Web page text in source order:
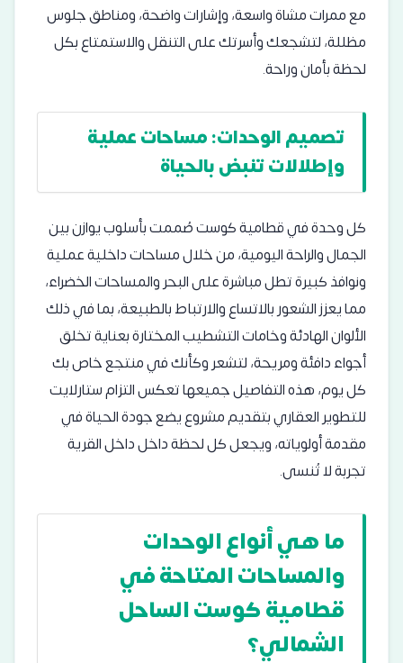
مع ممرات مشاة واسعة، وإشارات واضحة، ومناطق جلوس
مظللة، لتشجعك وأسرتك على التنقل والاستمتاع بكل
لحظة بأمان وراحة.
تصميم الوحدات: مساحات عملية
وإطلالات تنبض بالحياة
كل وحدة في قطامية كوست صُممت بأسلوب يوازن بين
الجمال والراحة اليومية، من خلال مساحات داخلية عملية
ونوافذ كبيرة تطل مباشرة على البحر والمساحات الخضراء،
مما يعزز الشعور بالاتساع والارتباط بالطبيعة، بما في ذلك
الألوان الهادئة وخامات التشطيب المختارة بعناية تخلق
أجواء دافئة ومريحة، لتشعر وكأنك في منتجع خاص بك
كل يوم، هذه التفاصيل جميعها تعكس التزام ستارلايت
للتطوير العقاري بتقديم مشروع يضع جودة الحياة في
مقدمة أولوياته، ويجعل كل لحظة داخل داخل القرية
تجربة لا تُنسى.
ما هي أنواع الوحدات
والمساحات المتاحة في
قطامية كوست الساحل
الشمالي؟